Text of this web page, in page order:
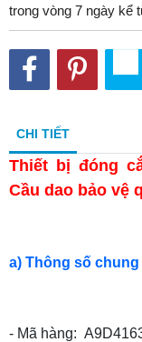
trong vòng 7 ngày kể
CHI TIẾT
Thiết bị đóng
Cầu dao bảo vệ
a) Thông số
- Mã hàng: